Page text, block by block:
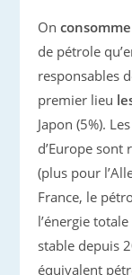
On
de pétrole
responsables
premier lieu
Japon (5%).
d’Europe
(plus pour
France, le
l’énergie
stable depuis
équivalent